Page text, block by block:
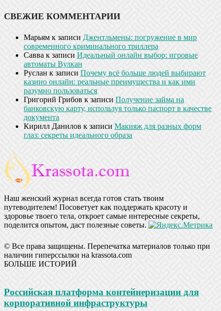
СВЕЖИЕ КОММЕНТАРИИ
Марьям к записи Джентльмены: погружение в мир
современного криминального триллера
Савва к записи Идеальный онлайн выбор: игровые
автоматы Вулкан
Руслан к записи Почему всё больше людей выбирают
казино онлайн: реальные преимущества и как ими
разумно пользоваться
Григорий Грибов к записи Получение займа на
банковскую карту, используя только паспорт в качестве
документа
Кирилл Данилов к записи Макияж для разных форм
глаз: секреты идеального образа
Наш женский журнал всегда готов стать твоим
путеводителем! Посоветует как поддержать красоту и
здоровье твоего тела, откроет самые интересные секреты,
поделится опытом, даст полезные советы.
© Все права защищены. Перепечатка материалов только при
наличии гиперссылки на krassota.com
БОЛЬШЕ ИСТОРИЙ
Российская платформа контейнеризации для
корпоративной инфраструктуры